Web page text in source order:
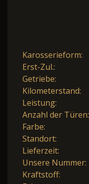
Karosserieform:
Erst-Zul.:
Getriebe:
Kilometerstand:
Leistung:
Anzahl der Türen:
Farbe:
Standort:
Lieferzeit:
Unsere Nummer:
Kraftstoff: